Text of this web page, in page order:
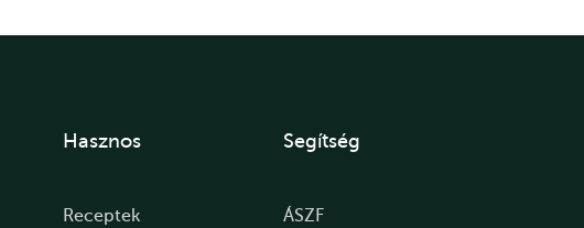
Hasznos
Receptek
Segítség
ÁSZF